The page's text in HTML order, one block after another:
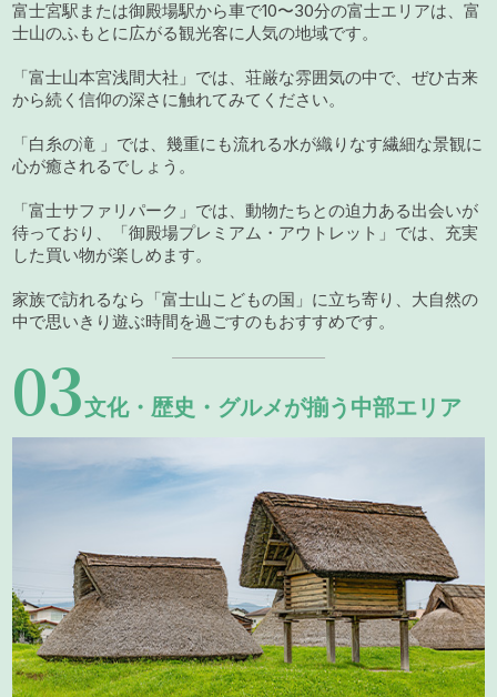
富士宮駅または御殿場駅から車で10〜30分の富士エリアは、富
士山のふもとに広がる観光客に人気の地域です。
「富士山本宮浅間大社」では、荘厳な雰囲気の中で、ぜひ古来
から続く信仰の深さに触れてみてください。
「白糸の滝 」では、幾重にも流れる水が織りなす繊細な景観に
心が癒されるでしょう。
「富士サファリパーク」では、動物たちとの迫力ある出会いが
待っており、「御殿場プレミアム・アウトレット」では、充実
した買い物が楽しめます。
家族で訪れるなら「富士山こどもの国」に立ち寄り、大自然の
中で思いきり遊ぶ時間を過ごすのもおすすめです。
03文化・歴史・グルメが揃う中部エリア